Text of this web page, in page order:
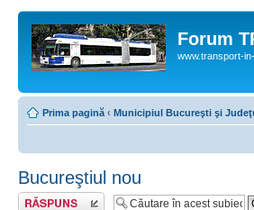
Forum
www.transport-
Prima pagină ‹ Municipiul Bucureşti şi
Bucureştiul nou
Răspunde